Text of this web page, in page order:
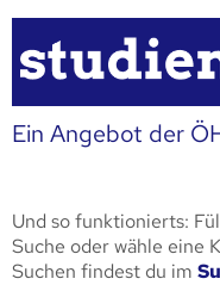
Ein Angebot der
Und so funktionierts:
Suche oder wähle eine
Suchen findest du im